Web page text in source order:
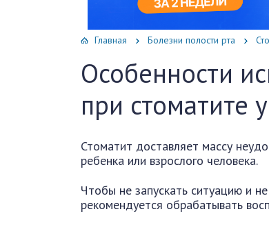
Главная Болезни полости рта
Особенности
при стоматите
Стоматит доставляет массу
ребенка или взрослого человека.
Чтобы не запускать ситуацию и
рекомендуется обрабатывать